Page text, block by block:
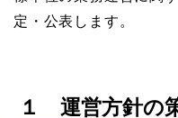
定・公表します。
１ 運営方針の